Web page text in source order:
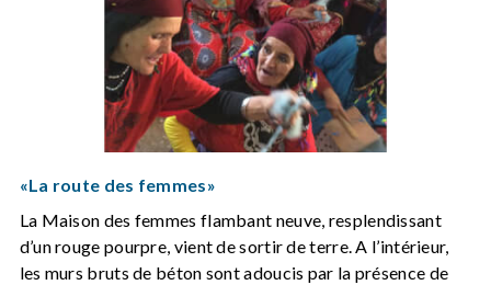
«La route des femmes»
La Maison des femmes flambant neuve, resplendissant
d’un rouge pourpre, vient de sortir de terre. A l’intérieur,
les murs bruts de béton sont adoucis par la présence de